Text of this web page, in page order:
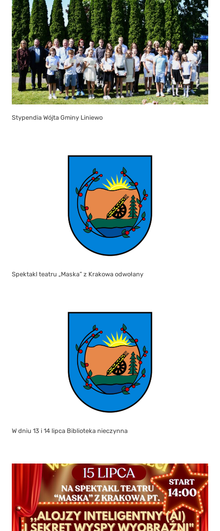
Stypendia Wójta Gminy Liniewo
Spektakl teatru „Maska” z Krakowa odwołany
W dniu 13 i 14 lipca Biblioteka nieczynna